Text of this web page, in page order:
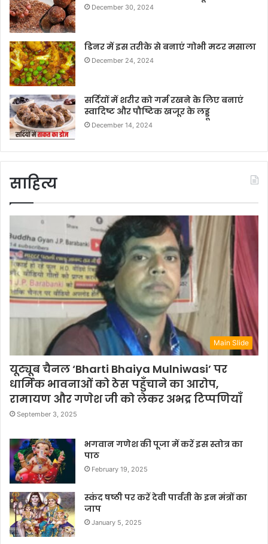
December 30, 2024
डिनर में इस तरीके से बनाएं गोभी मटर मसाला
December 24, 2024
सर्दियों में शरीर को गर्म रखने के लिए बनाएं
स्वादिष्ट और पौष्टिक खजूर के लड्डू
December 14, 2024
साहित्य
Main Slide
यूट्यूब चैनल ‘Bharti Bhaiya Mulniwasi’ पर
धार्मिक भावनाओं को ठेस पहुँचाने का आरोप,
रामायण और गणेश जी को लेकर अभद्र टिप्पणियाँ
September 3, 2025
भगवान गणेश की पूजा में करें इस स्तोत्र का
पाठ
February 19, 2025
स्कंद षष्ठी पर करें देवी पार्वती के इन मंत्रों का
जाप
January 5, 2025